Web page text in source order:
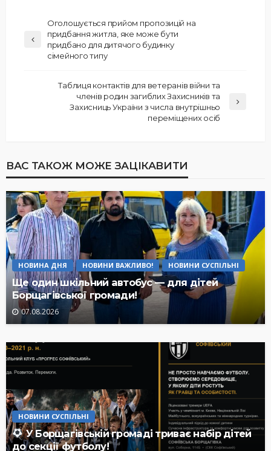
Оголошується прийом пропозицій на
придбання житла, яке може бути
придбано для дитячого будинку
сімейного типу
Таблиця контактів для ветеранів війни та
членів родин загиблих Захисників та
Захисниць України з числа внутрішньо
переміщених осіб
ВАС ТАКОЖ МОЖЕ ЗАЦІКАВИТИ
НОВИНА ДНЯ НОВИНИ ВАЖЛИВО! НОВИНИ СУСПІЛЬНІ
Ще один шкільний автобус — для дітей
Борщагівської громади!
07.08.2026
НОВИНИ СУСПІЛЬНІ
У Борщагівській громаді триває набір дітей
до секції футболу!